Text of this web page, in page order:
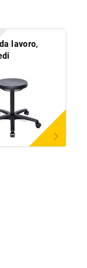
lavoro,